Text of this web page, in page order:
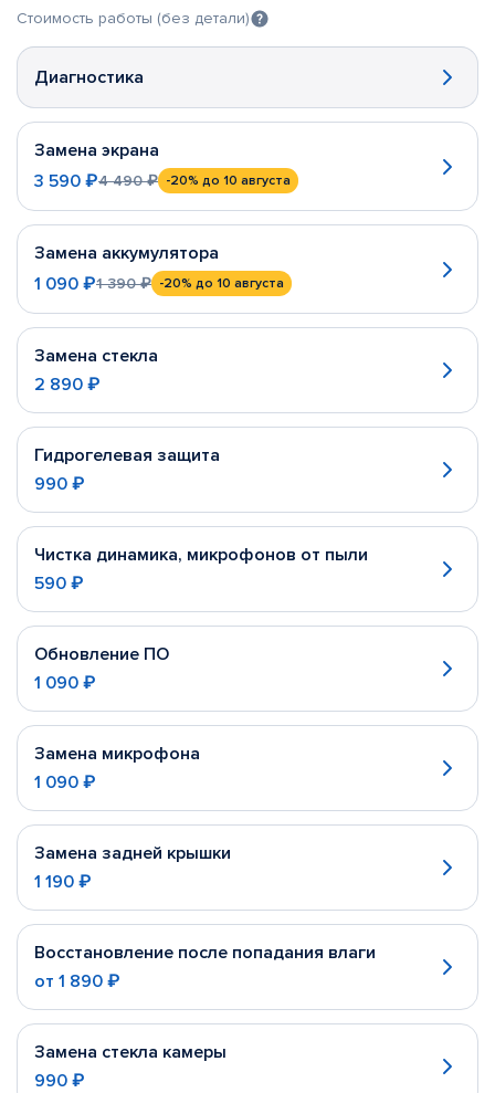
Стоимость работы (без детали)
Диагностика
Замена экрана
3 590 ₽4 490 ₽ -20% до 10 августа
Замена аккумулятора
1 090 ₽1 390 ₽ -20% до 10 августа
Замена стекла
2 890 ₽
Гидрогелевая защита
990 ₽
Чистка динамика, микрофонов от пыли
590 ₽
Обновление ПО
1 090 ₽
Замена микрофона
1 090 ₽
Замена задней крышки
1 190 ₽
Восстановление после попадания влаги
от 1 890 ₽
Замена стекла камеры
990 ₽